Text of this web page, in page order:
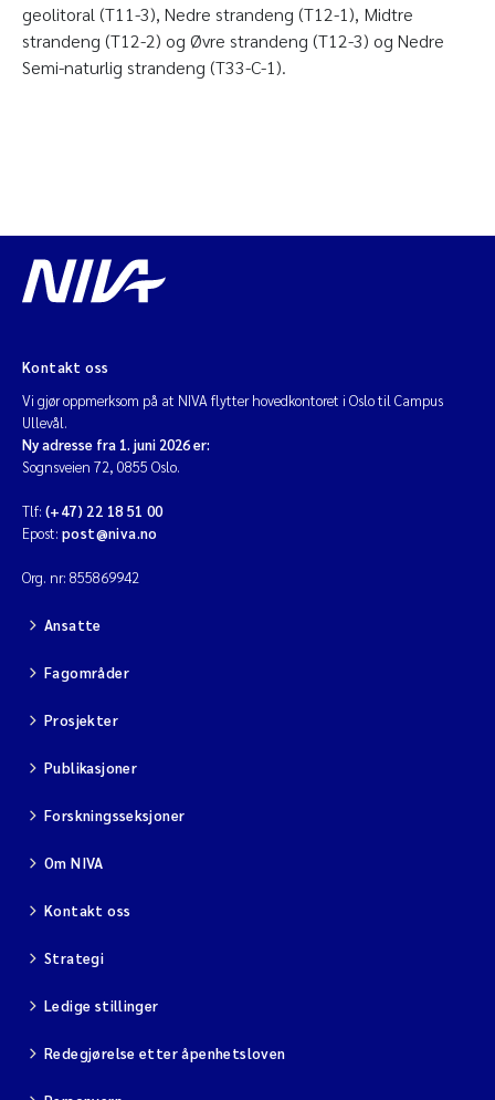
geolitoral (T11-3), Nedre strandeng (T12-1), Midtre
strandeng (T12-2) og Øvre strandeng (T12-3) og Nedre
Semi-naturlig strandeng (T33-C-1).
Kontakt oss
Vi gjør oppmerksom på at NIVA flytter hovedkontoret i Oslo til Campus
Ullevål.
Ny adresse fra 1. juni 2026 er:
Sognsveien 72, 0855 Oslo.
Tlf: (+47) 22 18 51 00
Epost: post@niva.no
Org. nr: 855869942
Ansatte
Fagområder
Prosjekter
Publikasjoner
Forskningsseksjoner
Om NIVA
Kontakt oss
Strategi
Ledige stillinger
Redegjørelse etter åpenhetsloven